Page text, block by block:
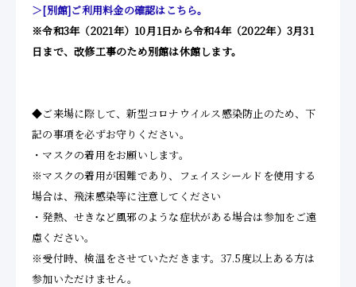
＞[別館]ご利用料金の確認はこちら。
※令和3年（2021年）10月1日から令和4年（2022年）3月31
日まで、改修工事のため別館は休館します。
◆ご来場に際して、新型コロナウイルス感染防止のため、下
記の事項を必ずお守りください。
・マスクの着用をお願いします。
※マスクの着用が困難であり、フェイスシールドを使用する
場合は、飛沫感染等に注意してください
・発熱、せきなど風邪のような症状がある場合は参加をご遠
慮ください。
※受付時、検温をさせていただきます。37.5度以上ある方は
参加いただけません。